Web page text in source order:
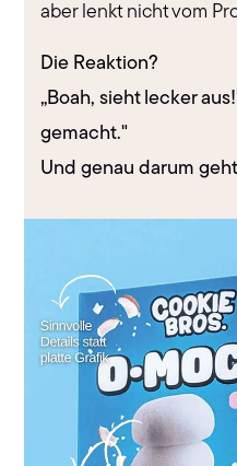
aber lenkt nicht vom
Die Reaktion?
„Boah, sieht lecker
gemacht."
Und genau darum